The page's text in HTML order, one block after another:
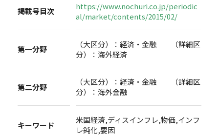
掲載号目次
https://www.nochuri.co.jp/periodic
al/market/contents/2015/02/
第一分野
（大区分）：経済・金融 （詳細区
分）：海外経済
第二分野
（大区分）：経済・金融 （詳細区
分）：海外金融
キーワード
米国経済,ディスインフレ,物価,インフ
レ鈍化,要因